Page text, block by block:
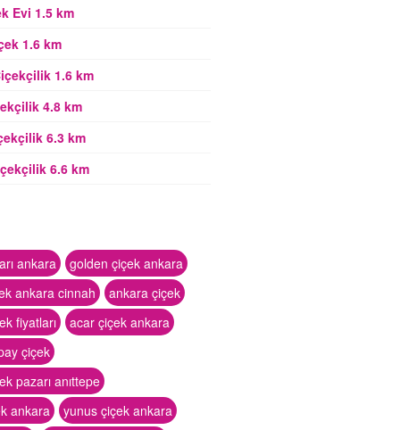
Evi 1.5 km
1.6 km
1.6 km
4.8 km
6.3 km
6.6 km
ankara
golden çiçek ankara
ankara cinnah
ankara çiçek
fiyatları
acar çiçek ankara
çiçek
pazarı anıttepe
ankara
yunus çiçek ankara